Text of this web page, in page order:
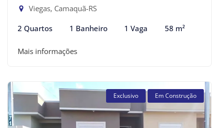
Viegas, Camaquã-RS
2 Quartos 1 Banheiro 1 Vaga 58 m²
Mais informações
Exclusivo Em Construção